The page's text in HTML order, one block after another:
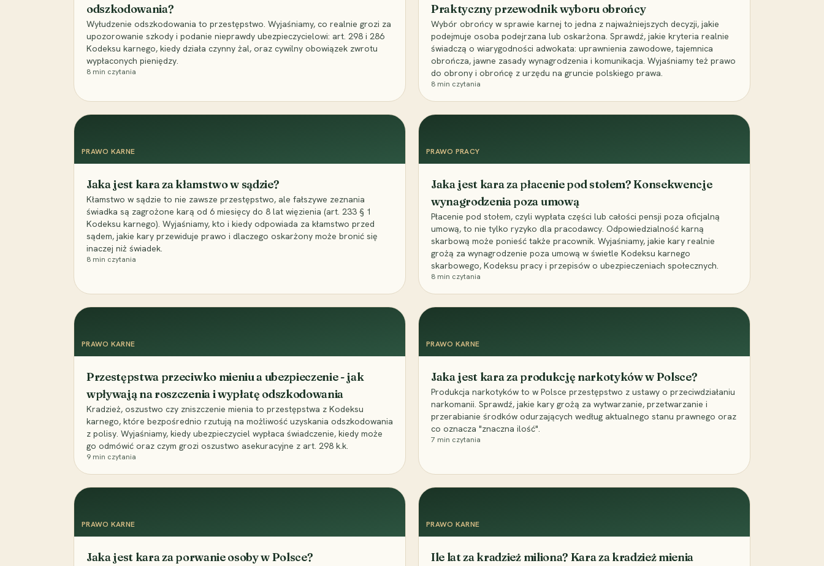
odszkodowania?
Wyłudzenie odszkodowania to przestępstwo. Wyjaśniamy, co realnie grozi za
upozorowanie szkody i podanie nieprawdy ubezpieczycielowi: art. 298 i 286
Kodeksu karnego, kiedy działa czynny żal, oraz cywilny obowiązek zwrotu
wypłaconych pieniędzy.
8 min czytania
Praktyczny przewodnik wyboru obrońcy
Wybór obrońcy w sprawie karnej to jedna z najważniejszych decyzji, jakie
podejmuje osoba podejrzana lub oskarżona. Sprawdź, jakie kryteria realnie
świadczą o wiarygodności adwokata: uprawnienia zawodowe, tajemnica
obrończa, jawne zasady wynagrodzenia i komunikacja. Wyjaśniamy też prawo
do obrony i obrońcę z urzędu na gruncie polskiego prawa.
8 min czytania
PRAWO KARNE
Jaka jest kara za kłamstwo w sądzie?
Kłamstwo w sądzie to nie zawsze przestępstwo, ale fałszywe zeznania
świadka są zagrożone karą od 6 miesięcy do 8 lat więzienia (art. 233 § 1
Kodeksu karnego). Wyjaśniamy, kto i kiedy odpowiada za kłamstwo przed
sądem, jakie kary przewiduje prawo i dlaczego oskarżony może bronić się
inaczej niż świadek.
8 min czytania
PRAWO PRACY
Jaka jest kara za płacenie pod stołem? Konsekwencje
wynagrodzenia poza umową
Płacenie pod stołem, czyli wypłata części lub całości pensji poza oficjalną
umową, to nie tylko ryzyko dla pracodawcy. Odpowiedzialność karną
skarbową może ponieść także pracownik. Wyjaśniamy, jakie kary realnie
grożą za wynagrodzenie poza umową w świetle Kodeksu karnego
skarbowego, Kodeksu pracy i przepisów o ubezpieczeniach społecznych.
8 min czytania
PRAWO KARNE
Przestępstwa przeciwko mieniu a ubezpieczenie - jak
wpływają na roszczenia i wypłatę odszkodowania
Kradzież, oszustwo czy zniszczenie mienia to przestępstwa z Kodeksu
karnego, które bezpośrednio rzutują na możliwość uzyskania odszkodowania
z polisy. Wyjaśniamy, kiedy ubezpieczyciel wypłaca świadczenie, kiedy może
go odmówić oraz czym grozi oszustwo asekuracyjne z art. 298 k.k.
9 min czytania
PRAWO KARNE
Jaka jest kara za produkcję narkotyków w Polsce?
Produkcja narkotyków to w Polsce przestępstwo z ustawy o przeciwdziałaniu
narkomanii. Sprawdź, jakie kary grożą za wytwarzanie, przetwarzanie i
przerabianie środków odurzających według aktualnego stanu prawnego oraz
co oznacza "znaczna ilość".
7 min czytania
PRAWO KARNE
Jaka jest kara za porwanie osoby w Polsce?
PRAWO KARNE
Ile lat za kradzież miliona? Kara za kradzież mienia